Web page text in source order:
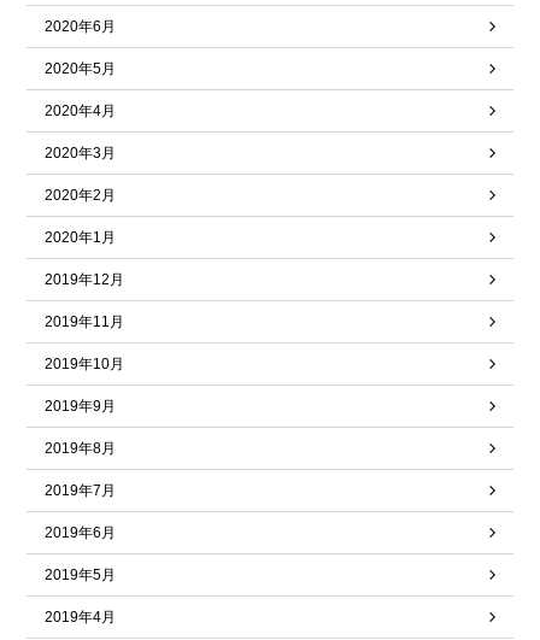
2020年6月
2020年5月
2020年4月
2020年3月
2020年2月
2020年1月
2019年12月
2019年11月
2019年10月
2019年9月
2019年8月
2019年7月
2019年6月
2019年5月
2019年4月